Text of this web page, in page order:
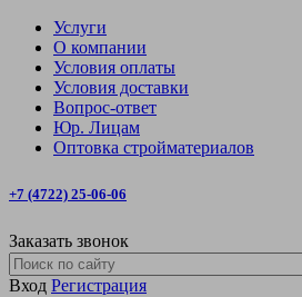
Услуги
О компании
Условия оплаты
Условия доставки
Вопрос-ответ
Юр. Лицам
Оптовка стройматериалов
+7 (4722) 25-06-06
Заказать звонок
Вход Регистрация